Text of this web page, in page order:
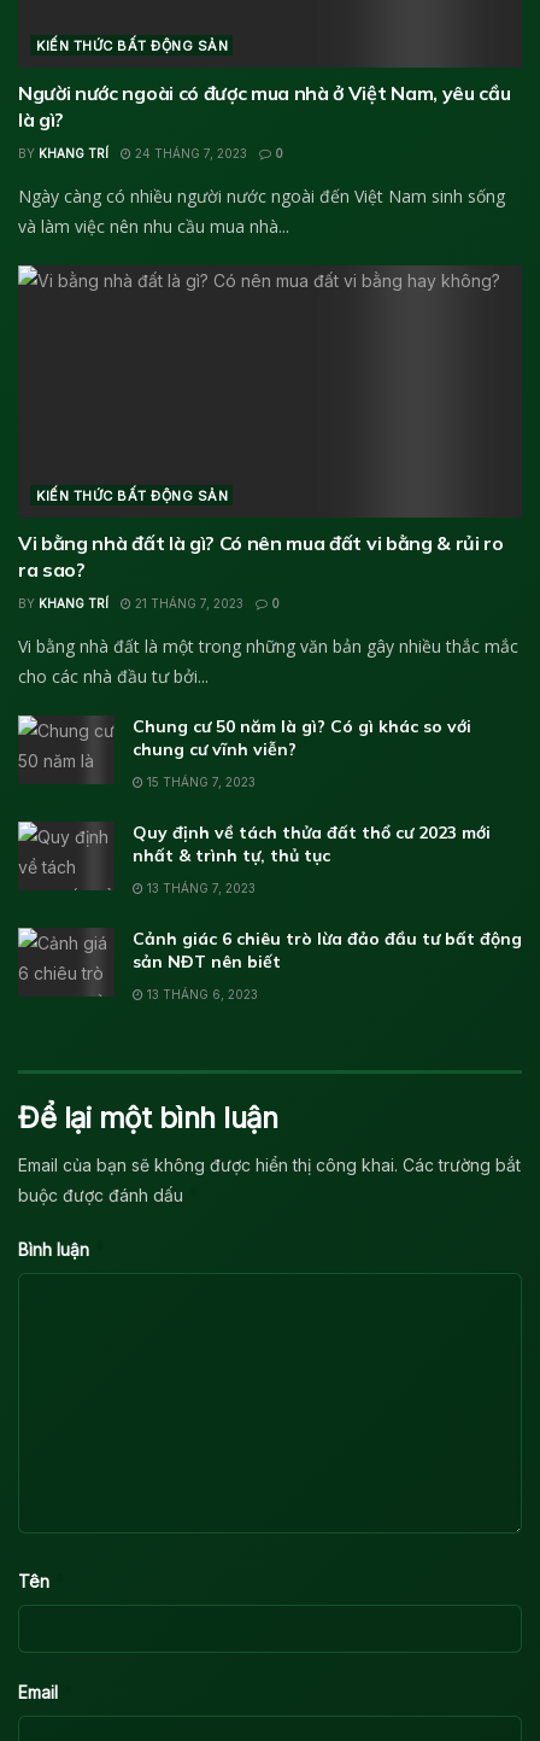
KIẾN THỨC BẤT ĐỘNG SẢN
Người nước ngoài có được mua nhà ở Việt Nam, yêu cầu
là gì?
BY KHANG TRÍ 24 THÁNG 7, 2023 0
Ngày càng có nhiều người nước ngoài đến Việt Nam sinh sống
và làm việc nên nhu cầu mua nhà...
KIẾN THỨC BẤT ĐỘNG SẢN
Vi bằng nhà đất là gì? Có nên mua đất vi bằng & rủi ro
ra sao?
BY KHANG TRÍ 21 THÁNG 7, 2023 0
Vi bằng nhà đất là một trong những văn bản gây nhiều thắc mắc
cho các nhà đầu tư bởi...
Chung cư 50 năm là gì? Có gì khác so với
chung cư vĩnh viễn?
15 THÁNG 7, 2023
Quy định về tách thửa đất thổ cư 2023 mới
nhất & trình tự, thủ tục
13 THÁNG 7, 2023
Cảnh giác 6 chiêu trò lừa đảo đầu tư bất động
sản NĐT nên biết
13 THÁNG 6, 2023
Để lại một bình luận
Email của bạn sẽ không được hiển thị công khai. Các trường bắt
buộc được đánh dấu
Bình luận
Tên
Email